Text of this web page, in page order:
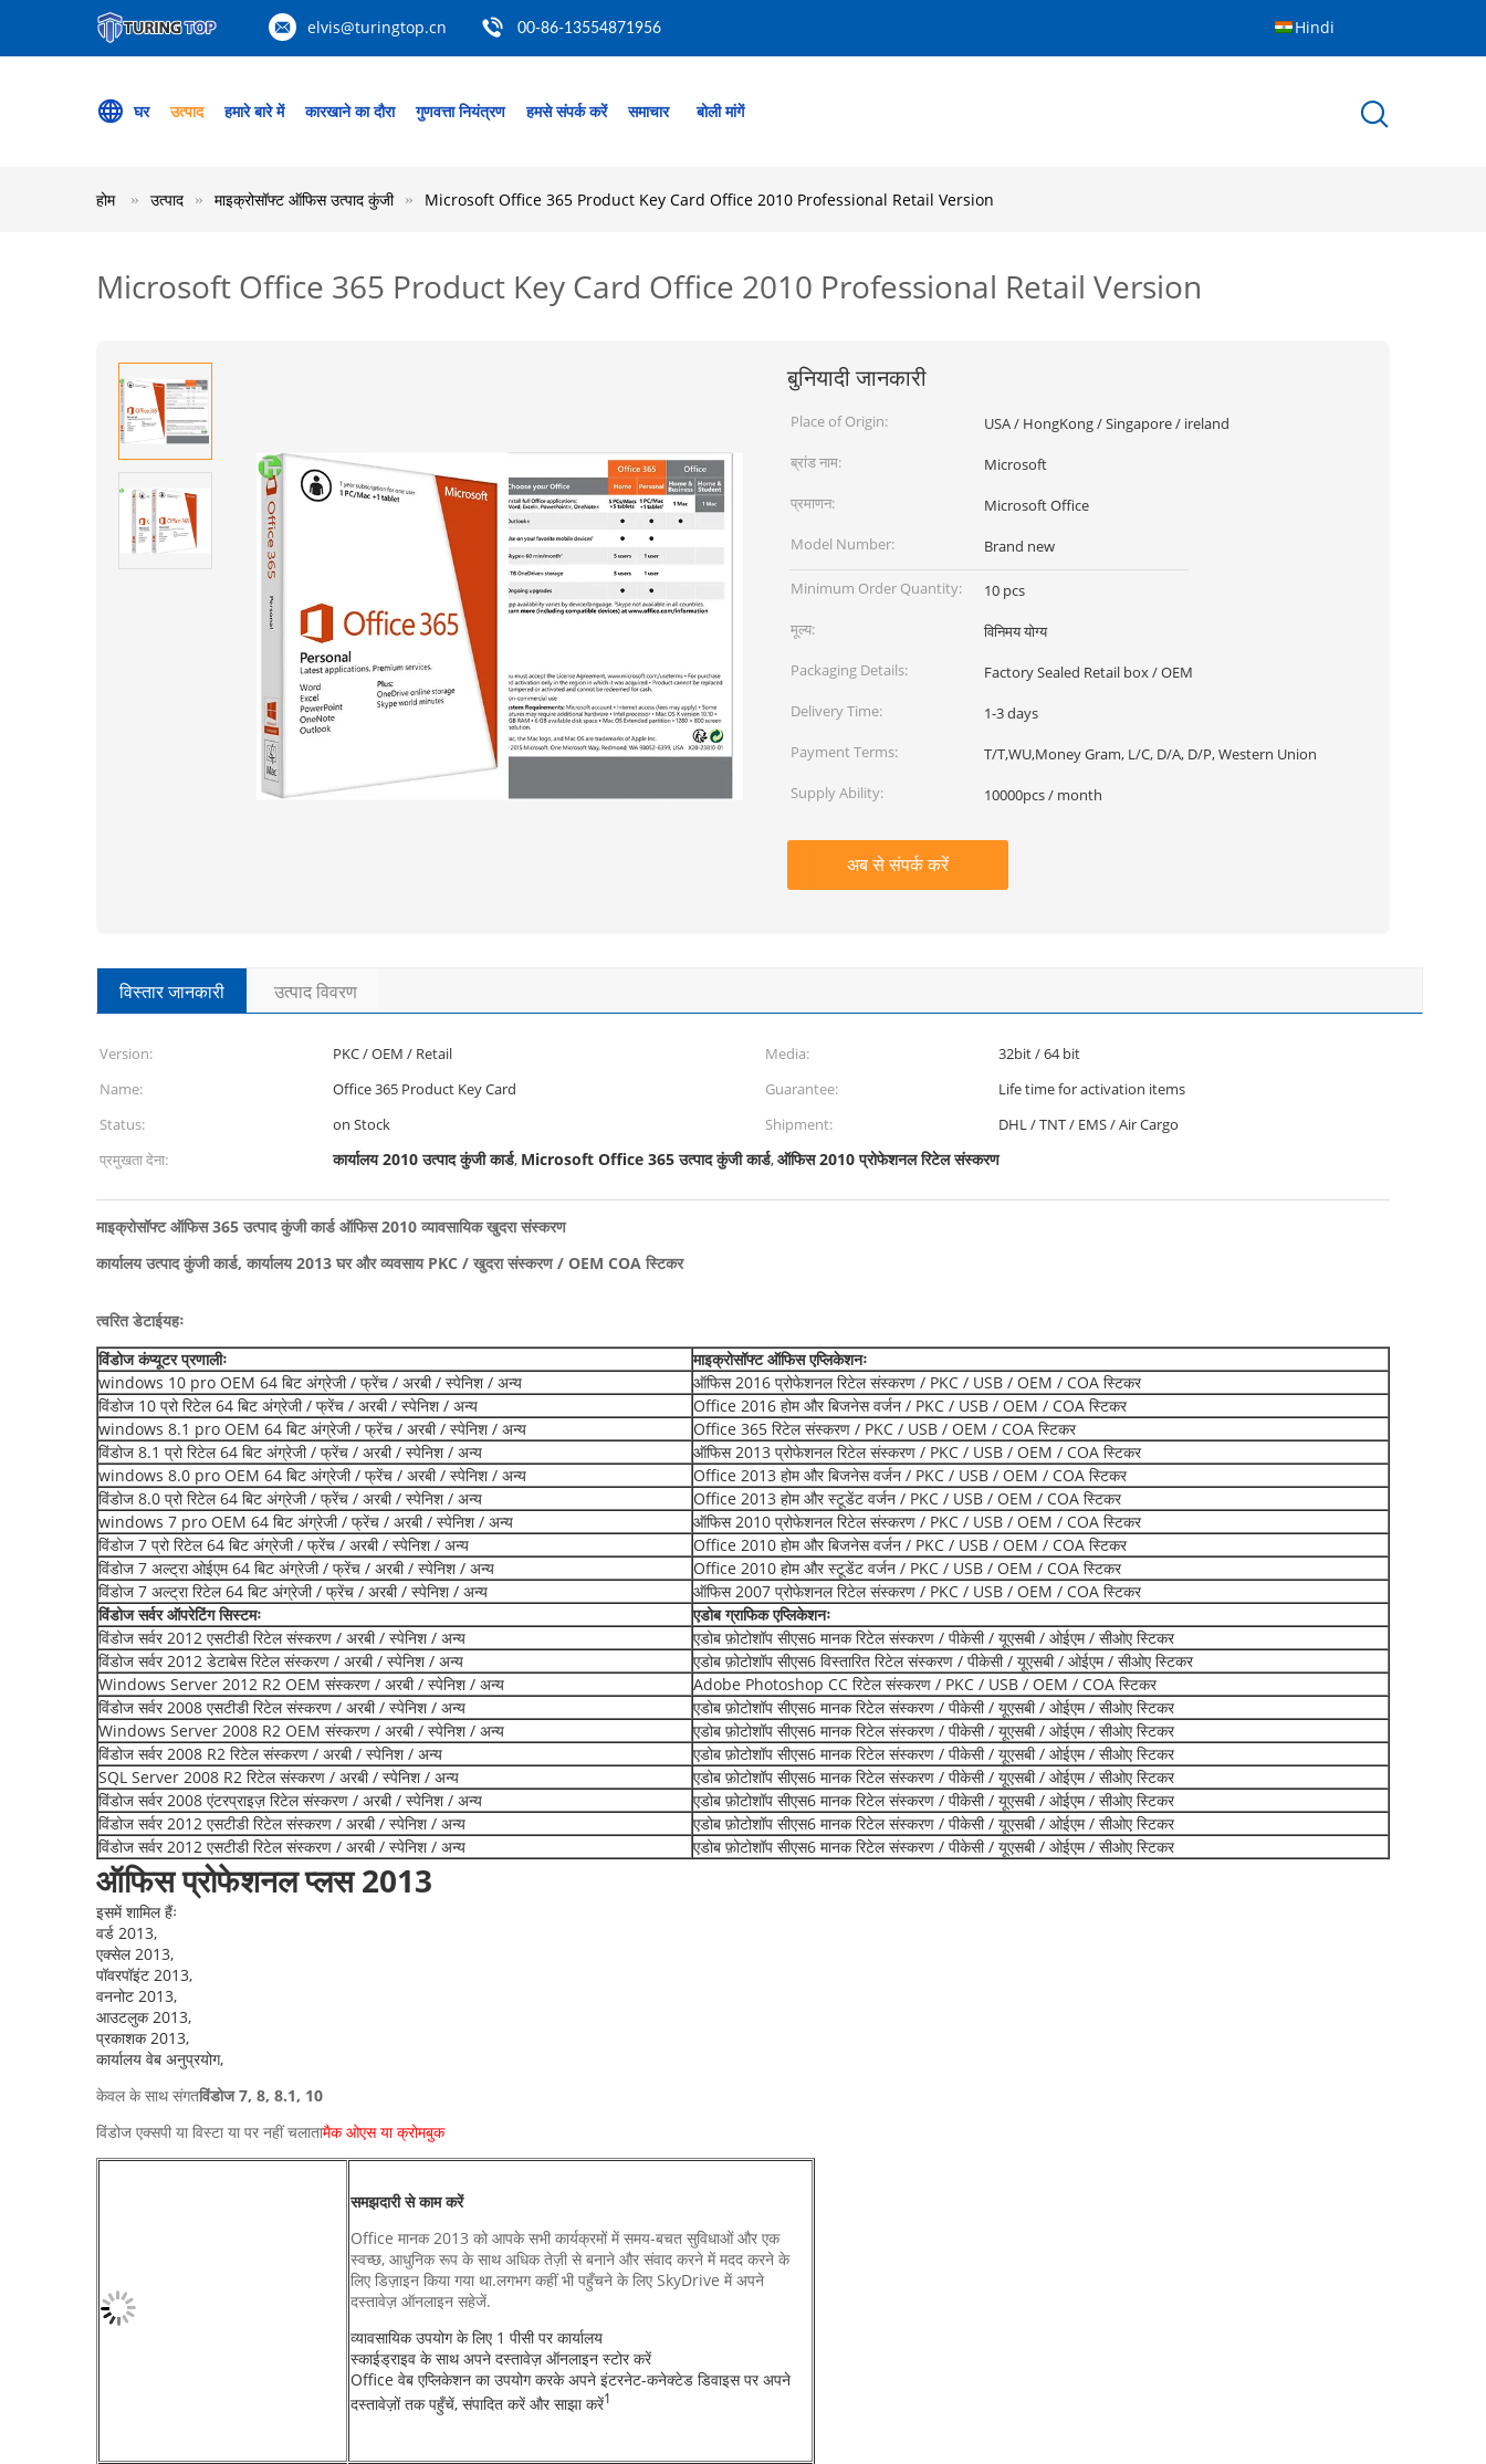
elvis@turingtop.cn 00-86-13554871956 Hindi
घर उत्पाद हमारे बारे में कारखाने का दौरा गुणवत्ता नियंत्रण हमसे संपर्क करें समाचार बोली मांगें
होम उत्पाद माइक्रोसॉफ्ट ऑफिस उत्पाद कुंजी Microsoft Office 365 Product Key Card Office 2010 Professional Retail Version
Microsoft Office 365 Product Key Card Office 2010 Professional Retail Version
बुनियादी जानकारी
Place of Origin:
USA / HongKong / Singapore / ireland
ब्रांड नाम:
Microsoft
प्रमाणन:
Microsoft Office
Model Number:
Brand new
Minimum Order Quantity:
10 pcs
मूल्य:
विनिमय योग्य
Packaging Details:
Factory Sealed Retail box / OEM
Delivery Time:
1-3 days
Payment Terms:
T/T,WU,Money Gram, L/C, D/A, D/P, Western Union
Supply Ability:
10000pcs / month
अब से संपर्क करें
विस्तार जानकारी उत्पाद विवरण
Version: PKC / OEM / Retail Media:
32bit / 64 bit
Name:
Office 365 Product Key Card Guarantee:
Life time for activation items
Status:
on Stock Shipment:
DHL / TNT / EMS / Air Cargo
प्रमुखता देना:
कार्यालय 2010 उत्पाद कुंजी कार्ड, Microsoft Office 365 उत्पाद कुंजी कार्ड,ऑफिस 2010 प्रोफेशनल रिटेल संस्करण
माइक्रोसॉफ्ट ऑफिस 365 उत्पाद कुंजी कार्ड ऑफिस 2010 व्यावसायिक खुदरा संस्करण
कार्यालय उत्पाद कुंजी कार्ड, कार्यालय 2013 घर और व्यवसाय PKC / खुदरा संस्करण / OEM COA स्टिकर
त्वरित डेटाईयहः
विंडोज कंप्यूटर प्रणालीः
माइक्रोसॉफ्ट ऑफिस एप्लिकेशनः
windows 10 pro OEM 64 बिट अंग्रेजी / फ्रेंच / अरबी / स्पेनिश / अन्य
ऑफिस 2016 प्रोफेशनल रिटेल संस्करण / PKC / USB / OEM / COA स्टिकर
विंडोज 10 प्रो रिटेल 64 बिट अंग्रेजी / फ्रेंच / अरबी / स्पेनिश / अन्य
Office 2016 होम और बिजनेस वर्जन / PKC / USB / OEM / COA स्टिकर
windows 8.1 pro OEM 64 बिट अंग्रेजी / फ्रेंच / अरबी / स्पेनिश / अन्य
Office 365 रिटेल संस्करण / PKC / USB / OEM / COA स्टिकर
विंडोज 8.1 प्रो रिटेल 64 बिट अंग्रेजी / फ्रेंच / अरबी / स्पेनिश / अन्य
ऑफिस 2013 प्रोफेशनल रिटेल संस्करण / PKC / USB / OEM / COA स्टिकर
windows 8.0 pro OEM 64 बिट अंग्रेजी / फ्रेंच / अरबी / स्पेनिश / अन्य
Office 2013 होम और बिजनेस वर्जन / PKC / USB / OEM / COA स्टिकर
विंडोज 8.0 प्रो रिटेल 64 बिट अंग्रेजी / फ्रेंच / अरबी / स्पेनिश / अन्य
Office 2013 होम और स्टूडेंट वर्जन / PKC / USB / OEM / COA स्टिकर
windows 7 pro OEM 64 बिट अंग्रेजी / फ्रेंच / अरबी / स्पेनिश / अन्य
ऑफिस 2010 प्रोफेशनल रिटेल संस्करण / PKC / USB / OEM / COA स्टिकर
विंडोज 7 प्रो रिटेल 64 बिट अंग्रेजी / फ्रेंच / अरबी / स्पेनिश / अन्य
Office 2010 होम और बिजनेस वर्जन / PKC / USB / OEM / COA स्टिकर
विंडोज 7 अल्ट्रा ओईएम 64 बिट अंग्रेजी / फ्रेंच / अरबी / स्पेनिश / अन्य
Office 2010 होम और स्टूडेंट वर्जन / PKC / USB / OEM / COA स्टिकर
विंडोज 7 अल्ट्रा रिटेल 64 बिट अंग्रेजी / फ्रेंच / अरबी / स्पेनिश / अन्य
ऑफिस 2007 प्रोफेशनल रिटेल संस्करण / PKC / USB / OEM / COA स्टिकर
विंडोज सर्वर ऑपरेटिंग सिस्टमः
एडोब ग्राफिक एप्लिकेशनः
विंडोज सर्वर 2012 एसटीडी रिटेल संस्करण / अरबी / स्पेनिश / अन्य
एडोब फ़ोटोशॉप सीएस6 मानक रिटेल संस्करण / पीकेसी / यूएसबी / ओईएम / सीओए स्टिकर
विंडोज सर्वर 2012 डेटाबेस रिटेल संस्करण / अरबी / स्पेनिश / अन्य
एडोब फ़ोटोशॉप सीएस6 विस्तारित रिटेल संस्करण / पीकेसी / यूएसबी / ओईएम / सीओए स्टिकर
Windows Server 2012 R2 OEM संस्करण / अरबी / स्पेनिश / अन्य
Adobe Photoshop CC रिटेल संस्करण / PKC / USB / OEM / COA स्टिकर
विंडोज सर्वर 2008 एसटीडी रिटेल संस्करण / अरबी / स्पेनिश / अन्य
एडोब फ़ोटोशॉप सीएस6 मानक रिटेल संस्करण / पीकेसी / यूएसबी / ओईएम / सीओए स्टिकर
Windows Server 2008 R2 OEM संस्करण / अरबी / स्पेनिश / अन्य
एडोब फ़ोटोशॉप सीएस6 मानक रिटेल संस्करण / पीकेसी / यूएसबी / ओईएम / सीओए स्टिकर
विंडोज सर्वर 2008 R2 रिटेल संस्करण / अरबी / स्पेनिश / अन्य
एडोब फ़ोटोशॉप सीएस6 मानक रिटेल संस्करण / पीकेसी / यूएसबी / ओईएम / सीओए स्टिकर
SQL Server 2008 R2 रिटेल संस्करण / अरबी / स्पेनिश / अन्य
एडोब फ़ोटोशॉप सीएस6 मानक रिटेल संस्करण / पीकेसी / यूएसबी / ओईएम / सीओए स्टिकर
विंडोज सर्वर 2008 एंटरप्राइज़ रिटेल संस्करण / अरबी / स्पेनिश / अन्य
एडोब फ़ोटोशॉप सीएस6 मानक रिटेल संस्करण / पीकेसी / यूएसबी / ओईएम / सीओए स्टिकर
विंडोज सर्वर 2012 एसटीडी रिटेल संस्करण / अरबी / स्पेनिश / अन्य
एडोब फ़ोटोशॉप सीएस6 मानक रिटेल संस्करण / पीकेसी / यूएसबी / ओईएम / सीओए स्टिकर
विंडोज सर्वर 2012 एसटीडी रिटेल संस्करण / अरबी / स्पेनिश / अन्य
एडोब फ़ोटोशॉप सीएस6 मानक रिटेल संस्करण / पीकेसी / यूएसबी / ओईएम / सीओए स्टिकर
ऑफिस प्रोफेशनल प्लस 2013
इसमें शामिल हैंः
वर्ड 2013,
एक्सेल 2013,
पॉवरपॉइंट 2013,
वननोट 2013,
आउटलुक 2013,
प्रकाशक 2013,
कार्यालय वेब अनुप्रयोग,
केवल के साथ संगतविंडोज 7, 8, 8.1, 10
विंडोज एक्सपी या विस्टा या पर नहीं चलातामैक ओएस या क्रोमबुक
समझदारी से काम करें
Office मानक 2013 को आपके सभी कार्यक्रमों में समय-बचत सुविधाओं और एक
स्वच्छ, आधुनिक रूप के साथ अधिक तेज़ी से बनाने और संवाद करने में मदद करने के
लिए डिज़ाइन किया गया था.लगभग कहीं भी पहुँचने के लिए SkyDrive में अपने
दस्तावेज़ ऑनलाइन सहेजें.
व्यावसायिक उपयोग के लिए 1 पीसी पर कार्यालय
स्काईड्राइव के साथ अपने दस्तावेज़ ऑनलाइन स्टोर करें
Office वेब एप्लिकेशन का उपयोग करके अपने इंटरनेट-कनेक्टेड डिवाइस पर अपने
दस्तावेज़ों तक पहुँचें, संपादित करें और साझा करें1